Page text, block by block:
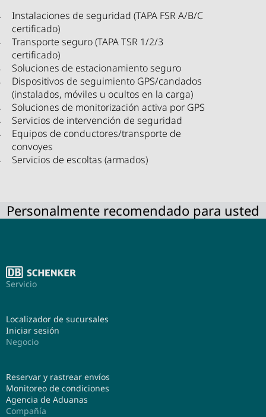
Instalaciones de seguridad (TAPA FSR A/B/C
certificado)
Transporte seguro (TAPA TSR 1/2/3
certificado)
Soluciones de estacionamiento seguro
Dispositivos de seguimiento GPS/candados
(instalados, móviles u ocultos en la carga)
Soluciones de monitorización activa por GPS
Servicios de intervención de seguridad
Equipos de conductores/transporte de
convoyes
Servicios de escoltas (armados)
Personalmente recomendado para usted
Servicio
Localizador de sucursales
Iniciar sesión
Negocio
Reservar y rastrear envíos
Monitoreo de condiciones
Agencia de Aduanas
Compañía